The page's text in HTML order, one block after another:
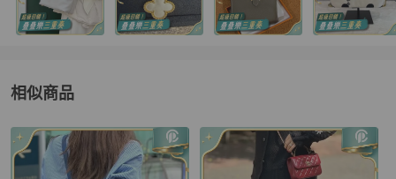
相似商品
更多相似Chanel女包推薦精品